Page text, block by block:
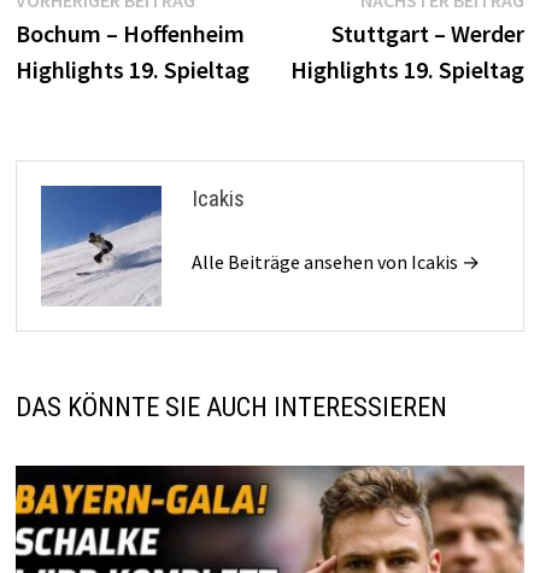
Beitrag:
Bochum – Hoffenheim
Highlights 19. Spieltag
Stuttgart – Werder
Highlights 19. Spieltag
Icakis
Alle Beiträge ansehen von Icakis →
DAS KÖNNTE SIE AUCH INTERESSIEREN